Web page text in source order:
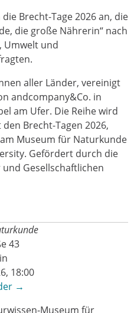
Brecht-Tage 2026 an, die
die große Nährerin“ nach
Umwelt und
aller Länder, vereinigt
andcompany&Co. in
am Ufer. Die Reihe wird
Brecht-Tagen 2026,
Museum für Naturkunde
Gefördert durch die
Gesellschaftlichen
43
18:00
→
Museum für